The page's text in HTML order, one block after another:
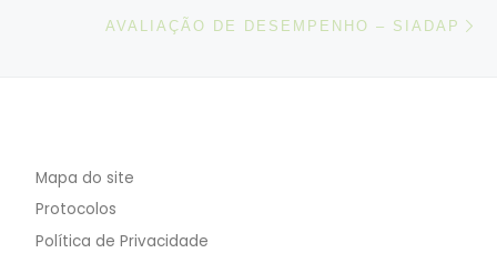
AVALIAÇÃO DE DESEMPENHO – SIADAP
Mapa do site
Protocolos
Política de Privacidade